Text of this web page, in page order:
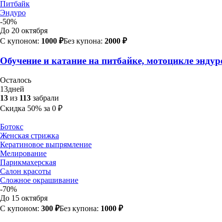
Питбайк
Эндуро
-50%
До 20 октября
С купоном: 1000 ₽Без купона: 2000 ₽
Обучение и катание на питбайке, мотоцикле
Осталось
13дней
13 из 113 забрали
Скидка 50% за 0 ₽
Ботокс
Женская стрижка
Кератиновое выпрямление
Мелирование
Парикмахерская
Салон красоты
Сложное окрашивание
-70%
До 15 октября
С купоном: 300 ₽Без купона: 1000 ₽